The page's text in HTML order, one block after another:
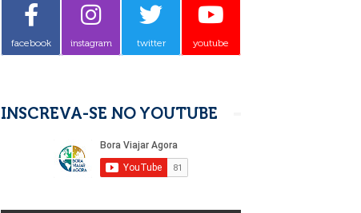
facebook instagram twitter youtube
INSCREVA-SE NO YOUTUBE